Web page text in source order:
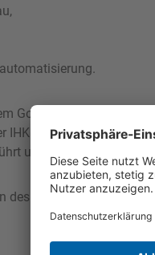
Gouverneur der Provinz
Arak, Vertretern
und
des bifa Umweltinstituts